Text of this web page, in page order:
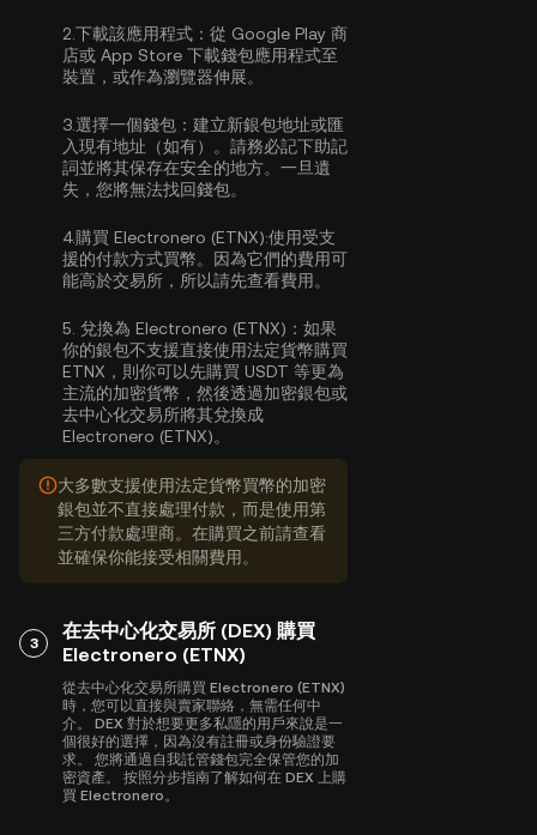
2. 下載該應用程式： 從 Google Play 商
店或 App Store 下載錢包應用程式至
裝置，或作為瀏覽器伸展。
3.選擇一個錢包： 建立新銀包地址或匯
入現有地址（如有）。請務必記下助記
詞並將其保存在安全的地方。一旦遺
失，您將無法找回錢包。
4.購買 Electronero (ETNX):使用受支
援的付款方式買幣。因為它們的費用可
能高於交易所，所以請先查看費用。
5. 兌換為 Electronero (ETNX)： 如果
你的銀包不支援直接使用法定貨幣購買
ETNX，則你可以先購買 USDT 等更為
主流的加密貨幣，然後透過加密銀包或
去中心化交易所將其兌換成
Electronero (ETNX)。
大多數支援使用法定貨幣買幣的加密
銀包並不直接處理付款，而是使用第
三方付款處理商。在購買之前請查看
並確保你能接受相關費用。
3
在去中心化交易所 (DEX) 購買
Electronero (ETNX)
從去中心化交易所購買 Electronero (ETNX)
時，您可以直接與賣家聯絡，無需任何中
介。 DEX 對於想要更多私隱的用戶來說是一
個很好的選擇，因為沒有註冊或身份驗證要
求。 您將通過自我託管錢包完全保管您的加
密資產。 按照分步指南了解如何在 DEX 上購
買 Electronero。